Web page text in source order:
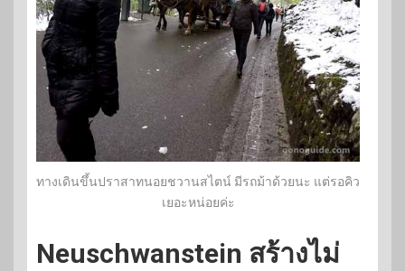
ทางเดินขึ้นปราสาทนอยชวานสไตน์ มีรถม้าด้วยนะ แต่รอคิว
เยอะหน่อยค่ะ
Neuschwanstein สร้างไม่